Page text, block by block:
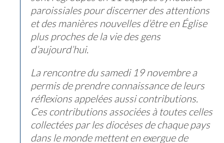
paroissiales pour discerner des attentions
et des manières nouvelles d’être en Église
plus proches de la vie des gens
d’aujourd’hui.
La rencontre du samedi 19 novembre a
permis de prendre connaissance de leurs
réflexions appelées aussi contributions.
Ces contributions associées à toutes celles
collectées par les diocèses de chaque pays
dans le monde mettent en exergue de